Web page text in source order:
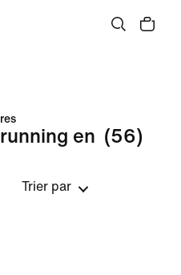
en (56)
Trier par